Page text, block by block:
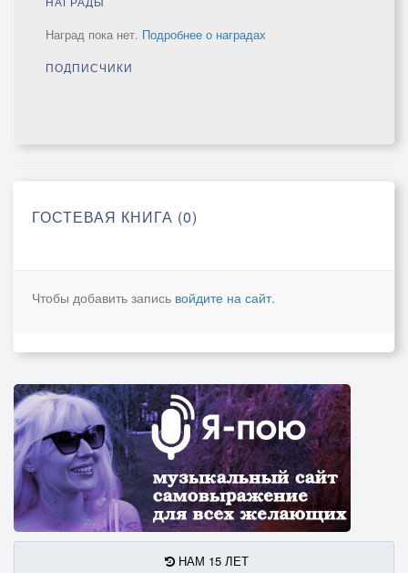
Наград пока нет. Подробнее о наградах
ПОДПИСЧИКИ
ГОСТЕВАЯ КНИГА (0)
Чтобы добавить запись войдите на сайт.
НАМ 15 ЛЕТ